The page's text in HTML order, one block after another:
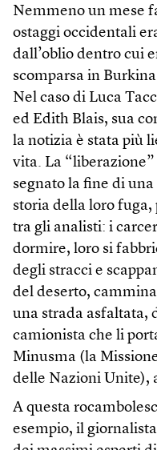
Nemmeno un mese
ostaggi occidentali
dall’oblio dentro cui
scomparsa in
Nel caso di Luca
ed Edith Blais, sua
la notizia è stata più
vita. La
segnato la fine di
storia della loro
tra gli analisti: i
dormire, loro si
degli stracci e
del deserto,
una strada asfaltata,
camionista che li
Minusma (la
delle Nazioni Unite),
A questa
esempio, il